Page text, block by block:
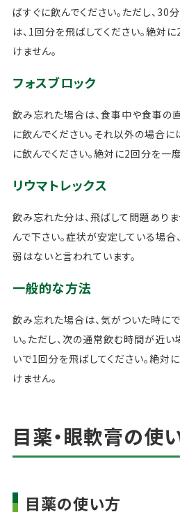
ばすぐに飲んでください。ただし、30
は、1回分を飛ばしてください。絶対
けません。
フォスブロック
飲み忘れた場合は、食事中や食事の
に飲んでください。それ以外の場合に
に飲んでください。絶対に2回分を一
リウマトレックス
飲み忘れた分は、飛ばして問題あり
んで下さい。症状が安定している場合
弱はないと言われています。
一般的な方法
飲み忘れた場合は、気がついた時に
い。ただし、次の通常飲む時間が近
いで1回分を飛ばしてください。絶対
けません。
目薬・眼軟膏の使
目薬の使い方